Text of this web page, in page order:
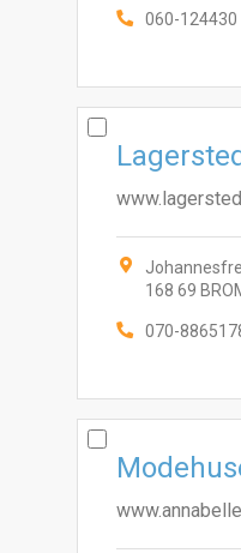
060-124430
168 69
070-